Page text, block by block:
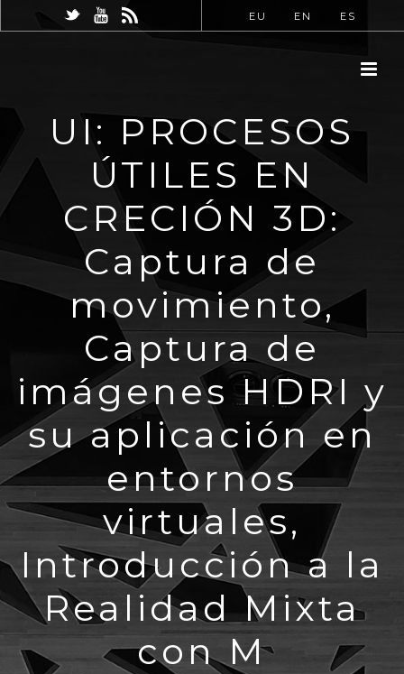
EU EN ES
UI: PROCESOS
ÚTILES EN
CRECIÓN 3D:
Captura de
movimiento,
Captura de
imágenes HDRI y
su aplicación en
entornos
virtuales,
Introducción a la
Realidad Mixta
con M